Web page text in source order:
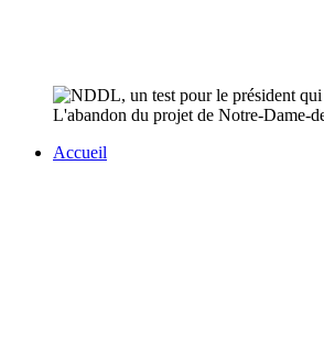
L'abandon du projet de Notre-Dame-
Accueil